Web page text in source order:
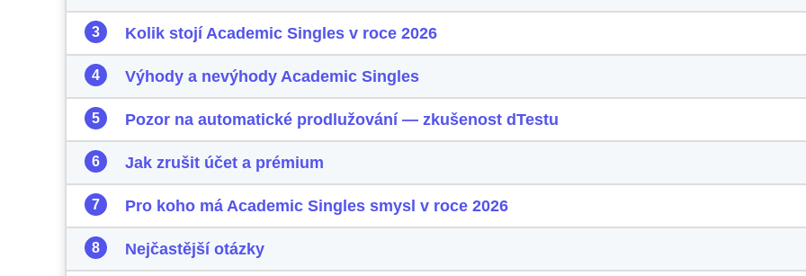
Kolik stojí Academic Singles v roce 2026
Výhody a nevýhody Academic Singles
Pozor na automatické prodlužování — zkušenost dTestu
Jak zrušit účet a prémium
Pro koho má Academic Singles smysl v roce 2026
Nejčastější otázky